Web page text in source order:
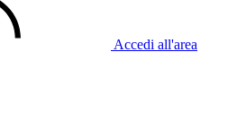
Accedi all'area